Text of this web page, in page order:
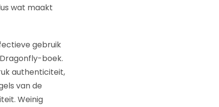
wat maakt
gebruik
boek.
authenticiteit,
van de
Weinig